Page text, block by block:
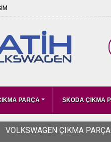
PARÇA SKODA ÇIKMA
VOLKSWAGEN ÇIKMA PARÇA